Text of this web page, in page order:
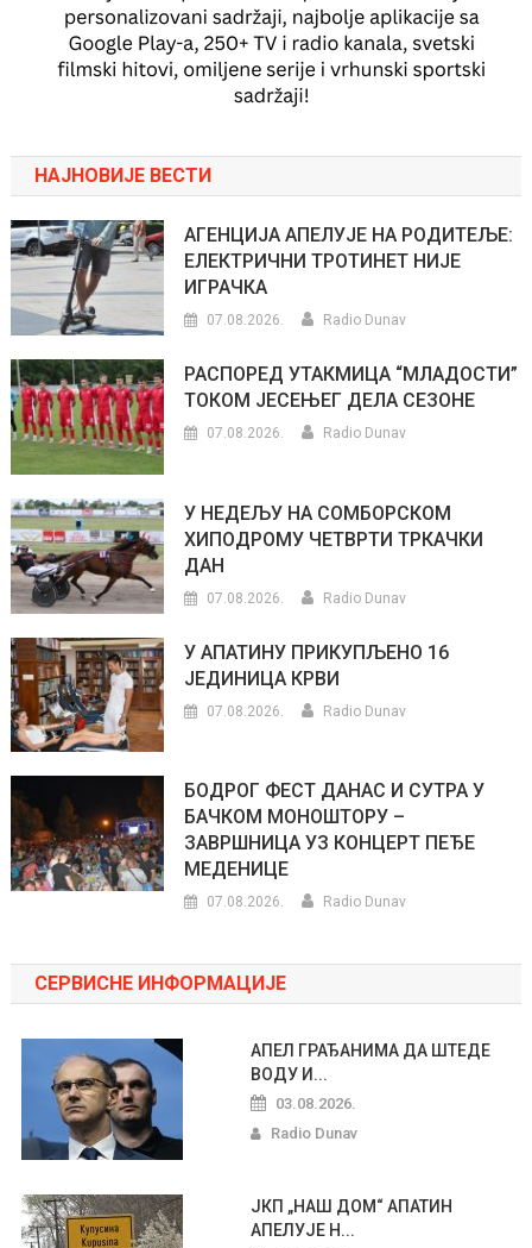
НАЈНОВИЈЕ ВЕСТИ
АГЕНЦИЈА АПЕЛУЈЕ НА РОДИТЕЉЕ:
ЕЛЕКТРИЧНИ ТРОТИНЕТ НИЈЕ
ИГРАЧКА
07.08.2026. Radio Dunav
РАСПОРЕД УТАКМИЦА “МЛАДОСТИ”
ТОКОМ ЈЕСЕЊЕГ ДЕЛА СЕЗОНЕ
07.08.2026. Radio Dunav
У НЕДЕЉУ НА СОМБОРСКОМ
ХИПОДРОМУ ЧЕТВРТИ ТРКАЧКИ
ДАН
07.08.2026. Radio Dunav
У АПАТИНУ ПРИКУПЉЕНО 16
ЈЕДИНИЦА КРВИ
07.08.2026. Radio Dunav
БОДРОГ ФЕСТ ДАНАС И СУТРА У
БАЧКОМ МОНОШТОРУ –
ЗАВРШНИЦА УЗ КОНЦЕРТ ПЕЂЕ
МЕДЕНИЦЕ
07.08.2026. Radio Dunav
СЕРВИСНЕ ИНФОРМАЦИЈЕ
АПЕЛ ГРАЂАНИМА ДА ШТЕДЕ
ВОДУ И...
03.08.2026.
Radio Dunav
ЈКП „НАШ ДОМ“ АПАТИН
АПЕЛУЈЕ Н...